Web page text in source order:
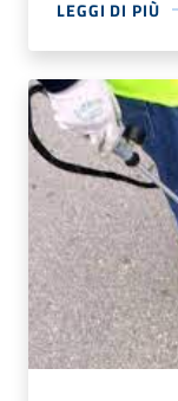
LEGGI DI PIÙ